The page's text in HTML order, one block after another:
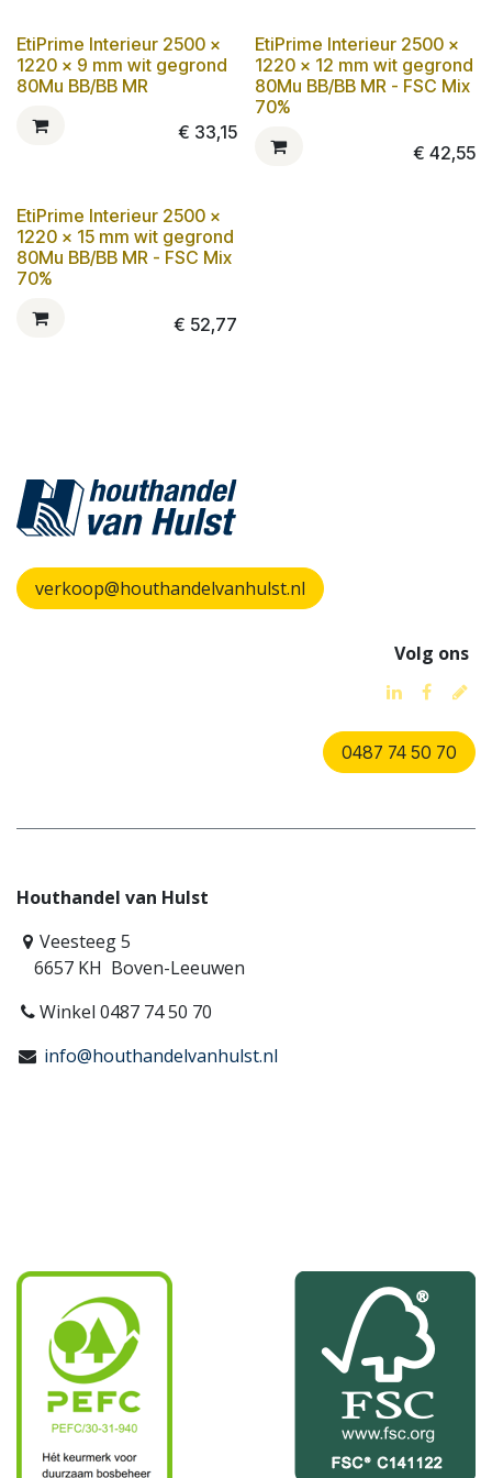
EtiPrime Interieur 2500 x
1220 x 9 mm wit gegrond
80Mu BB/BB MR
€ 33,15
EtiPrime Interieur 2500 x
1220 x 12 mm wit gegrond
80Mu BB/BB MR - FSC Mix
70%
€ 42,55
EtiPrime Interieur 2500 x
1220 x 15 mm wit gegrond
80Mu BB/BB MR - FSC Mix
70%
€ 52,77
verkoop@houthandelvanhulst.nl
Volg ons
0487 74 50 70
Houthandel van Hulst
Veesteeg 5
6657 KH Boven-Leeuwen
Winkel 0487 74 50 70
info@houthandelvanhulst.nl